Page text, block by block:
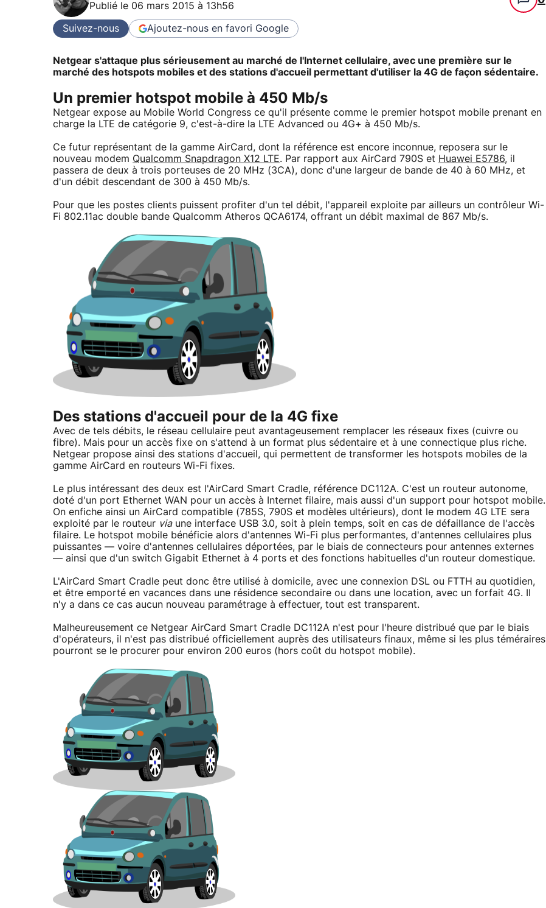
Publié le 06 mars 2015 à 13h56
Suivez-nous Ajoutez-nous en favori Google
Netgear s'attaque plus sérieusement au marché de l'Internet cellulaire, avec une première sur le
marché des hotspots mobiles et des stations d'accueil permettant d'utiliser la 4G de façon sédentaire.
Un premier hotspot mobile à 450 Mb/s
Netgear expose au Mobile World Congress ce qu'il présente comme le premier hotspot mobile prenant en
charge la LTE de catégorie 9, c'est-à-dire la LTE Advanced ou 4G+ à 450 Mb/s.
Ce futur représentant de la gamme AirCard, dont la référence est encore inconnue, reposera sur le
nouveau modem Qualcomm Snapdragon X12 LTE. Par rapport aux AirCard 790S et Huawei E5786, il
passera de deux à trois porteuses de 20 MHz (3CA), donc d'une largeur de bande de 40 à 60 MHz, et
d'un débit descendant de 300 à 450 Mb/s.
Pour que les postes clients puissent profiter d'un tel débit, l'appareil exploite par ailleurs un contrôleur Wi-
Fi 802.11ac double bande Qualcomm Atheros QCA6174, offrant un débit maximal de 867 Mb/s.
Des stations d'accueil pour de la 4G fixe
Avec de tels débits, le réseau cellulaire peut avantageusement remplacer les réseaux fixes (cuivre ou
fibre). Mais pour un accès fixe on s'attend à un format plus sédentaire et à une connectique plus riche.
Netgear propose ainsi des stations d'accueil, qui permettent de transformer les hotspots mobiles de la
gamme AirCard en routeurs Wi-Fi fixes.
Le plus intéressant des deux est l'AirCard Smart Cradle, référence DC112A. C'est un routeur autonome,
doté d'un port Ethernet WAN pour un accès à Internet filaire, mais aussi d'un support pour hotspot mobile.
On enfiche ainsi un AirCard compatible (785S, 790S et modèles ultérieurs), dont le modem 4G LTE sera
exploité par le routeur viaune interface USB 3.0, soit à plein temps, soit en cas de défaillance de l'accès
filaire. Le hotspot mobile bénéficie alors d'antennes Wi-Fi plus performantes, d'antennes cellulaires plus
puissantes — voire d'antennes cellulaires déportées, par le biais de connecteurs pour antennes externes
— ainsi que d'un switch Gigabit Ethernet à 4 ports et des fonctions habituelles d'un routeur domestique.
L'AirCard Smart Cradle peut donc être utilisé à domicile, avec une connexion DSL ou FTTH au quotidien,
et être emporté en vacances dans une résidence secondaire ou dans une location, avec un forfait 4G. Il
n'y a dans ce cas aucun nouveau paramétrage à effectuer, tout est transparent.
Malheureusement ce Netgear AirCard Smart Cradle DC112A n'est pour l'heure distribué que par le biais
d'opérateurs, il n'est pas distribué officiellement auprès des utilisateurs finaux, même si les plus téméraires
pourront se le procurer pour environ 200 euros (hors coût du hotspot mobile).